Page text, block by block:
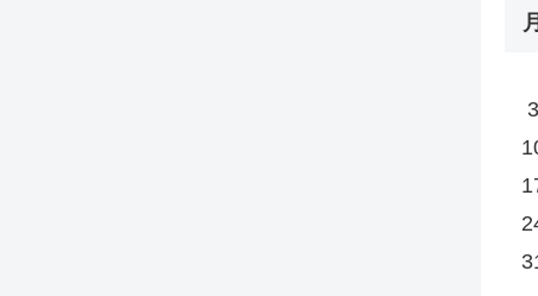
月
3